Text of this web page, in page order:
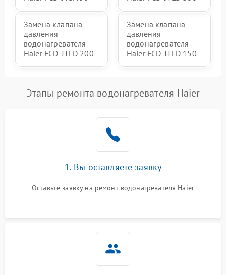
Замена клапана
давления
водонагревателя
Haier FCD-JTLD 200
Замена клапана
давления
водонагревателя
Haier FCD-JTLD 150
Этапы ремонта водонагревателя Haier
1. Вы оставляете заявку
Оставьте заявку на ремонт водонагревателя Haier